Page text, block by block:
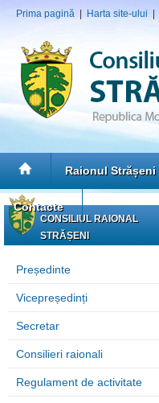
Prima pagină Harta site-ului
Raionul Strășeni
Contacte
CONSILIUL RAIONAL
STRĂȘENI
Președinte
Vicepreședinți
Secretar
Consilieri raionali
Regulament de activitate